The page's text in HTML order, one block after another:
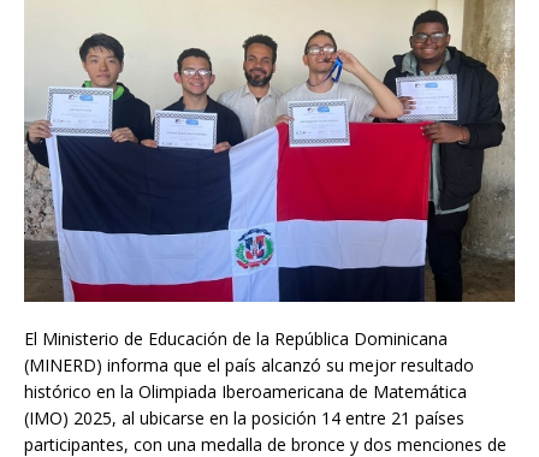
El Ministerio de Educación de la República Dominicana
(MINERD) informa que el país alcanzó su mejor resultado
histórico en la Olimpiada Iberoamericana de Matemática
(IMO) 2025, al ubicarse en la posición 14 entre 21 países
participantes, con una medalla de bronce y dos menciones de